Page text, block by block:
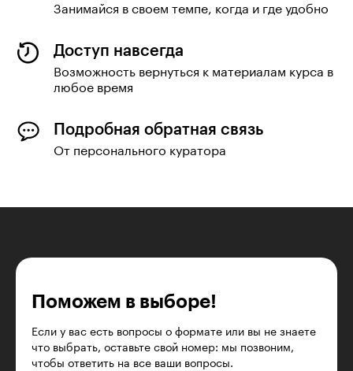
Занимайся в своем темпе, когда и где удобно
Доступ навсегда
Возможность вернуться к материалам курса в
любое время
Подробная обратная связь
От персонального куратора
Поможем в выборе!
Если у вас есть вопросы о формате или вы не знаете
что выбрать, оставьте свой номер: мы позвоним,
чтобы ответить на все ваши вопросы.